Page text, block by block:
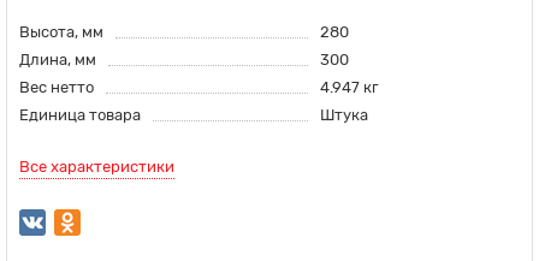
Высота, мм
280
Длина, мм
300
Вес нетто
4.947 кг
Единица товара
Штука
Все характеристики